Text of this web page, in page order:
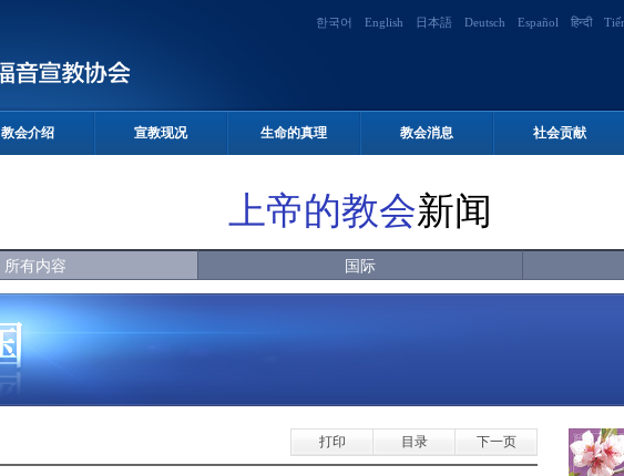
한국어 English 日本語 Deutsch Español हिन्दी
教会介绍 宣教现况 生命的真理 教会消息 社会贡献
上帝的教会新闻
所有内容 国际
打印 目录 下一页